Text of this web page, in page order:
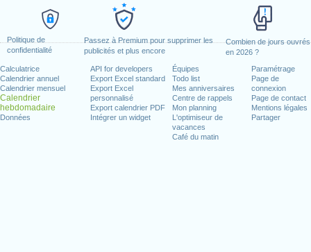
Politique de
confidentialité
Passez à Premium pour supprimer les
publicités et plus encore
Combien de jours ouvrés
en 2026 ?
Calculatrice
Calendrier annuel
Calendrier mensuel
Calendrier
hebdomadaire
Données
API for developers
Export Excel standard
Export Excel
personnalisé
Export calendrier PDF
Intégrer un widget
Équipes
Todo list
Mes anniversaires
Centre de rappels
Mon planning
L'optimiseur de
vacances
Café du matin
Paramétrage
Page de
connexion
Page de contact
Mentions légales
Partager